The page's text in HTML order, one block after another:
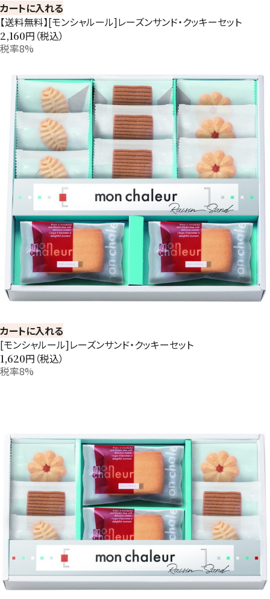
カートに入れる
【送料無料】[モンシャルール]レーズンサンド・クッキーセット
2,160円（税込）
税率8%
カートに入れる
[モンシャルール]レーズンサンド・クッキーセット
1,620円（税込）
税率8%